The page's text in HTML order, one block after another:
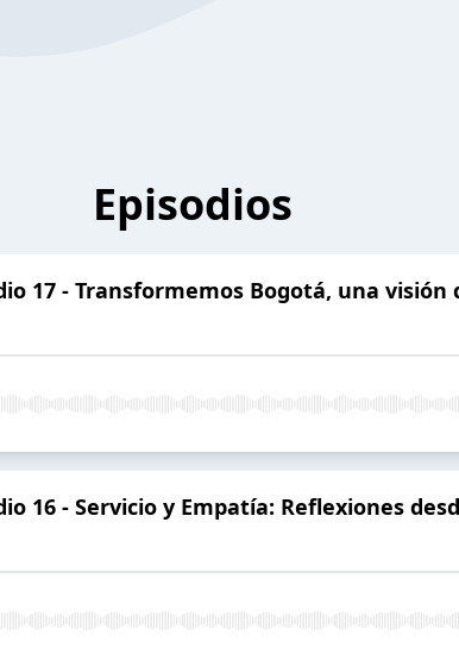
Episodios
17 - Transformemos Bogotá, una visión
16 - Servicio y Empatía: Reflexiones